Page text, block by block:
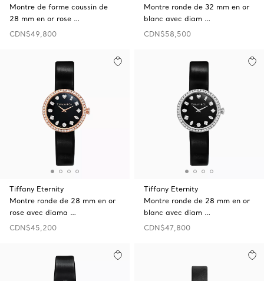
Montre de forme coussin de
28 mm en or rose …
CDN$49,800
Montre ronde de 32 mm en or
blanc avec diam …
CDN$58,500
Tiffany Eternity
Montre ronde de 28 mm en or
rose avec diama …
CDN$45,200
Tiffany Eternity
Montre ronde de 28 mm en or
blanc avec diam …
CDN$47,800